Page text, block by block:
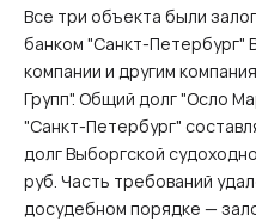
Все три объекта были
банком "Санкт-Петербург"
компании и другим
Групп". Общий долг "Осло
"Санкт-Петербург"
долг Выборгской
руб. Часть требований
досудебном порядке —